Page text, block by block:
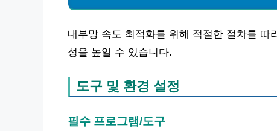
내부망 속도 최적화를 위해 적절한 절차를
성을 높일 수 있습니다.
도구 및 환경 설정
필수 프로그램/도구